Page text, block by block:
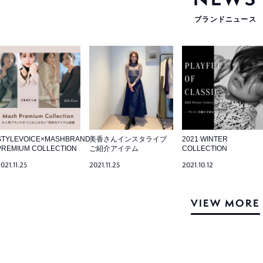
ブランドニュース
COLLECTION
美香さんインスタライブ
ご紹介アイテム
2021.11.25
2021 WINTER
COLLECTION
2021.10.12
VIEW MORE